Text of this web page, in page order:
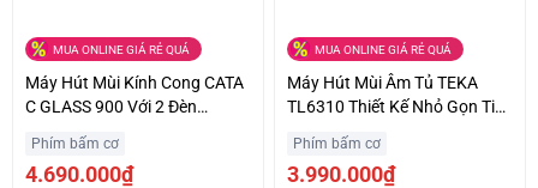
MUA ONLINE GIÁ RẺ QUÁ
Máy Hút Mùi Kính Cong CATA
C GLASS 900 Với 2 Đèn
Lớn
Phím bấm cơ
4.690.000₫
MUA ONLINE GIÁ RẺ QUÁ
Máy Hút Mùi Âm Tủ TEKA
TL6310 Thiết Kế Nhỏ Gọn Tiết
Phím bấm cơ
3.990.000₫